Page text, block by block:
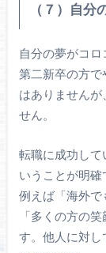
（７）自
自分の夢がコロ
第二新卒の方
はありません
せん。
転職に成功して
いうことが明確
例えば「海外で
「多くの方の
す。他人に対し